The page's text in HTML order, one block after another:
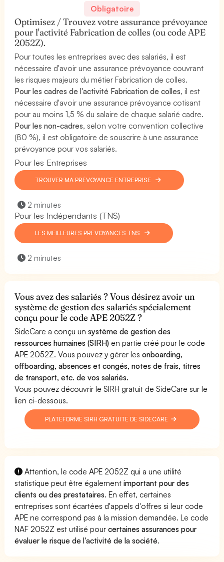
Obligatoire
Optimisez / Trouvez votre assurance prévoyance
pour l'activité Fabrication de colles (ou code APE
2052Z).
Pour toutes les entreprises avec des salariés, il est
nécessaire d'avoir une assurance prévoyance couvrant
les risques majeurs du métier Fabrication de colles.
Pour les cadres de l'activité Fabrication de colles, il est
nécessaire d'avoir une assurance prévoyance cotisant
pour au moins 1,5 % du salaire de chaque salarié cadre.
Pour les non-cadres, selon votre convention collective
(80 %), il est obligatoire de souscrire à une assurance
prévoyance pour vos salariés.
Pour les Entreprises
TROUVER MA PRÉVOYANCE ENTREPRISE
2 minutes
Pour les Indépendants (TNS)
LES MEILLEURES PRÉVOYANCES TNS
2 minutes
Vous avez des salariés ? Vous désirez avoir un
système de gestion des salariés spécialement
conçu pour le code APE 2052Z ?
SideCare a conçu unsystème de gestion des
ressources humaines (SIRH) en partie créé pour le code
APE 2052Z. Vous pouvez y gérer lesonboarding,
offboarding, absences et congés, notes de frais, titres
de transport, etc. de vos salariés.
Vous pouvez découvrir le SIRH gratuit de SideCare sur le
lien ci-dessous.
PLATEFORME SIRH GRATUITE DE SIDECARE
Attention, le code APE 2052Z qui a une utilité
statistique peut être égalementimportant pour des
clients ou des prestataires. En effet, certaines
entreprises sont écartées d'appels d'offres si leur code
APE ne correspond pas à la mission demandée. Le code
NAF 2052Z est utilisé pourcertaines assurances pour
évaluer le risque de l'activité de la société.